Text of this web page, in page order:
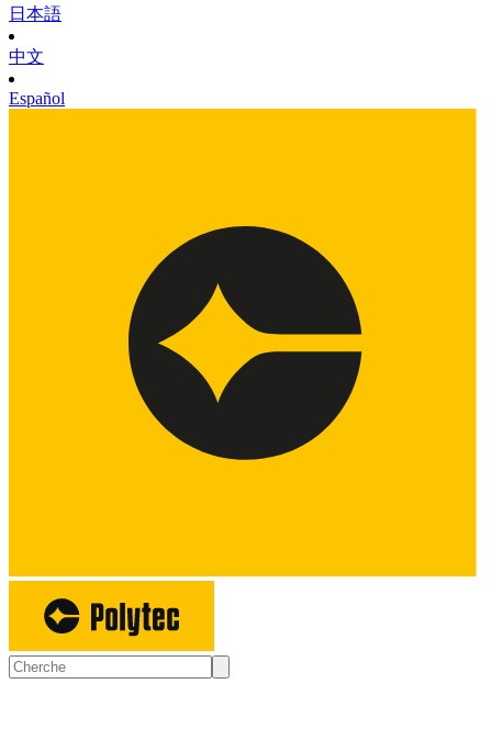
日本語
中文
Español